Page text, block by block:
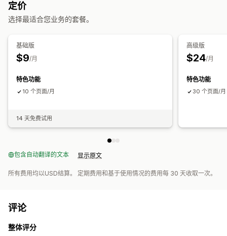
定价
选择最适合您业务的套餐。
基础版
$9/月
特色功能
10 个页面/月
14 天免费试用
高级版
$24/月
特色功能
30 个页面/月
包含自动翻译的文本 显示原文
所有费用均以USD结算。 定期费用和基于使用情况的费用每 30 天收取一次。
评论
整体评分